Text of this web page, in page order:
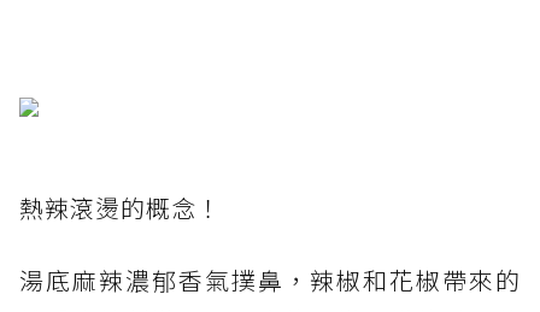
熱辣滾燙的概念！
湯底麻辣濃郁香氣撲鼻，辣椒和花椒帶來的